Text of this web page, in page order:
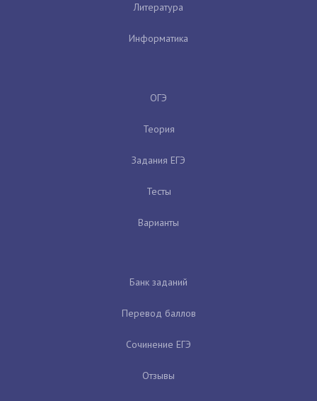
Литература
Информатика
ОГЭ
Теория
Задания ЕГЭ
Тесты
Варианты
Банк заданий
Перевод баллов
Сочинение ЕГЭ
Отзывы